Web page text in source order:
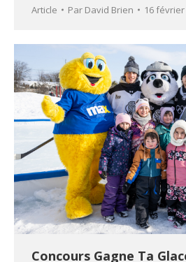
Article Par David Brien 16 février
Concours Gagne Ta